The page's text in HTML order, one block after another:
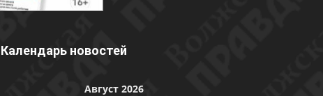
Календарь новостей
Август 2026